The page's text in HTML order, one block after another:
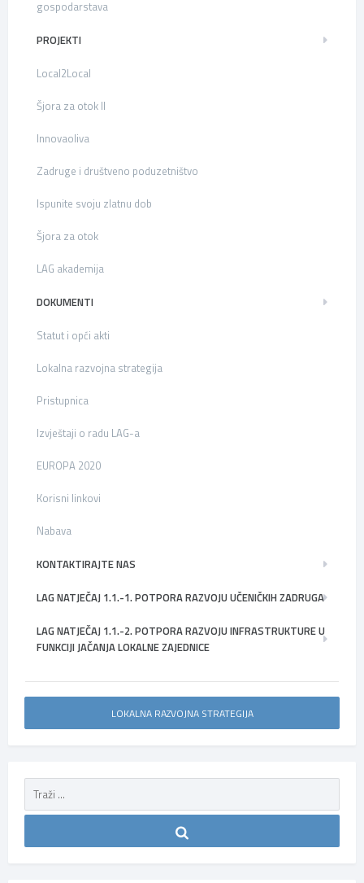
gospodarstava
PROJEKTI
Local2Local
Šjora za otok II
Innovaoliva
Zadruge i društveno poduzetništvo
Ispunite svoju zlatnu dob
Šjora za otok
LAG akademija
DOKUMENTI
Statut i opći akti
Lokalna razvojna strategija
Pristupnica
Izvještaji o radu LAG-a
EUROPA 2020
Korisni linkovi
Nabava
KONTAKTIRAJTE NAS
LAG NATJEČAJ 1.1.-1. POTPORA RAZVOJU UČENIČKIH ZADRUGA
LAG NATJEČAJ 1.1.-2. POTPORA RAZVOJU INFRASTRUKTURE U
FUNKCIJI JAČANJA LOKALNE ZAJEDNICE
LOKALNA RAZVOJNA STRATEGIJA